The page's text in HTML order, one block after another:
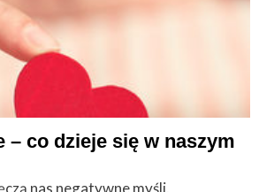
– co dzieje się w naszym
nas negatywne myśli,